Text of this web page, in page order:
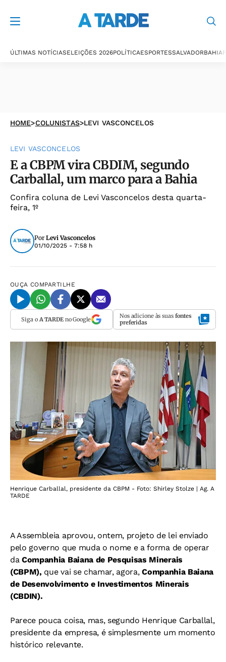
ÚLTIMAS NOTÍCIASELEIÇÕES 2026POLÍTICAESPORTESSALVADORBAHIA
HOME>COLUNISTAS>LEVI VASCONCELOS
LEVI VASCONCELOS
E a CBPM vira CBDIM, segundo
Carballal, um marco para a Bahia
Confira coluna de Levi Vasconcelos desta quarta-
feira, 1º
Por Levi Vasconcelos
01/10/2025 - 7:58 h
OUÇA COMPARTILHE
Siga o A TARDEno Google Nos adicione às suas fontes
preferidas
Henrique Carballal, presidente da CBPM - Foto: Shirley Stolze | Ag. A
TARDE
A Assembleia aprovou, ontem, projeto de lei enviado
pelo governo que muda o nome e a forma de operar
daCompanhia Baiana de Pesquisas Minerais
(CBPM), que vai se chamar, agora,Companhia Baiana
de Desenvolvimento e Investimentos Minerais
(CBDIN).
Parece pouca coisa, mas, segundo Henrique Carballal,
presidente da empresa, é simplesmente um momento
histórico relevante.